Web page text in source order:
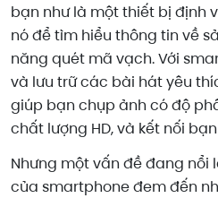
bạn như là một thiết bị định
nó để tìm hiểu thông tin về
năng quét mã vạch. Với
và lưu trữ các bài hát yêu
giúp bạn chụp ảnh có độ
chất lượng HD, và kết nối
Nhưng một vấn đề đang nổi
của smartphone đem đến